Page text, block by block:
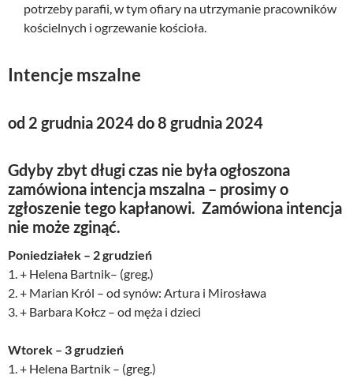
potrzeby parafii, w tym ofiary na utrzymanie pracowników
kościelnych i ogrzewanie kościoła.
Intencje mszalne
od 2 grudnia 2024 do 8 grudnia 2024
Gdyby zbyt długi czas nie była ogłoszona
zamówiona intencja mszalna – prosimy o
zgłoszenie tego kapłanowi. Zamówiona intencja
nie może zginąć.
Poniedziałek – 2 grudzień
1. + Helena Bartnik– (greg.)
2. + Marian Król – od synów: Artura i Mirosława
3. + Barbara Kołcz – od męża i dzieci
Wtorek – 3 grudzień
1. + Helena Bartnik – (greg.)